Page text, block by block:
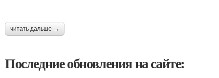
читать дальше →
Последние обновления на сайте: